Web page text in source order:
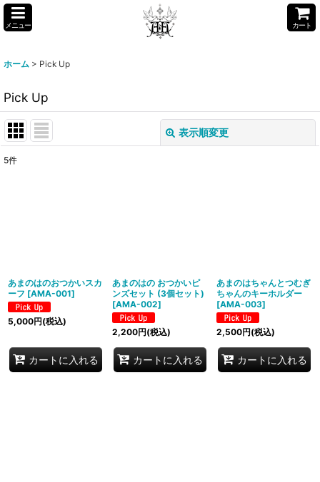
メニュー カート
ホーム > Pick Up
Pick Up
表示順変更
5件
あまのはのおつかいスカ
ーフ [AMA-001]
5,000円(税込)
カートに入れる
あまのはの おつかいピ
ンズセット (3個セット)
[AMA-002]
2,200円(税込)
カートに入れる
あまのはちゃんとつむぎ
ちゃんのキーホルダー
[AMA-003]
2,500円(税込)
カートに入れる